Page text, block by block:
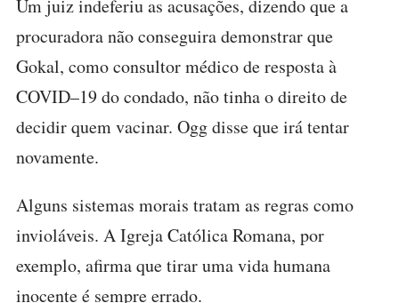
Um juiz indeferiu as acusações, dizendo que a
procuradora não conseguira demonstrar que
Gokal, como consultor médico de resposta à
COVID–19 do condado, não tinha o direito de
decidir quem vacinar. Ogg disse que irá tentar
novamente.
Alguns sistemas morais tratam as regras como
invioláveis. A Igreja Católica Romana, por
exemplo, afirma que tirar uma vida humana
inocente é sempre errado.